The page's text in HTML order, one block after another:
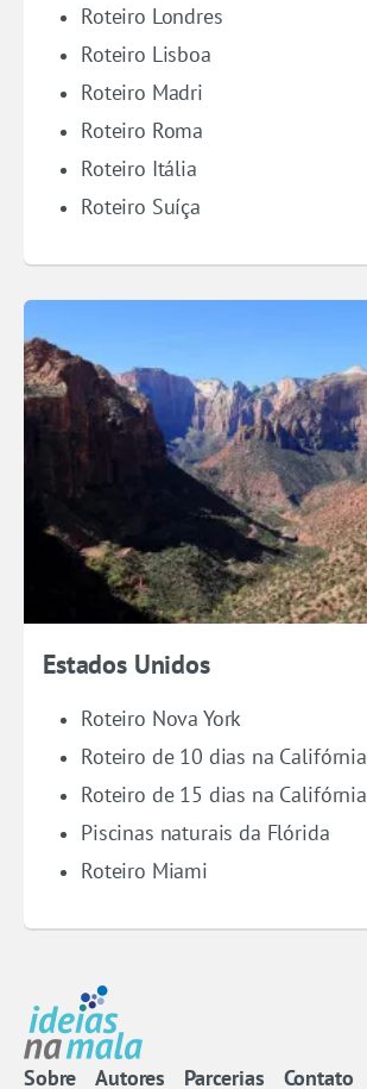
Roteiro Londres
Roteiro Lisboa
Roteiro Madri
Roteiro Roma
Roteiro Itália
Roteiro Suíça
Estados Unidos
Roteiro Nova York
Roteiro de 10 dias na Califórnia
Roteiro de 15 dias na Califórnia
Piscinas naturais da Flórida
Roteiro Miami
Sobre Autores Parcerias Contato